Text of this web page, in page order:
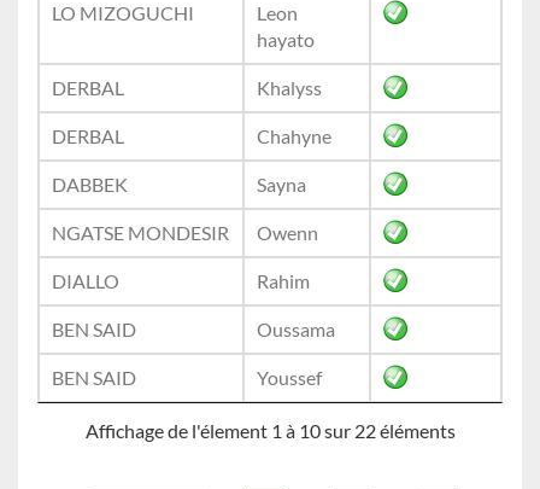
LO MIZOGUCHI
Leon
hayato
DERBAL Khalyss
DERBAL Chahyne
DABBEK Sayna
NGATSE MONDESIR Owenn
DIALLO Rahim
BEN SAID Oussama
BEN SAID Youssef
Affichage de l'élement 1 à 10 sur 22 éléments